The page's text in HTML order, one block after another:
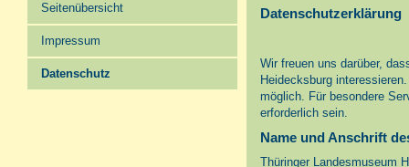
Seitenübersicht
Impressum
Datenschutz
Datenschutzerklärung
Wir freuen uns darüber,
Heidecksburg
möglich. Für besondere
erforderlich sein.
Name und Anschrift
Thüringer Landesmuseum